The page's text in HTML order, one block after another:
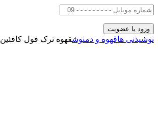
نوشیدنی هاقهوه و دمنوشقهوه ترک فول کافئین 500 گرمی